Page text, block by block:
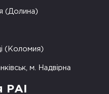
(Долина)
(Коломия)
м. Надвірна
РАІ